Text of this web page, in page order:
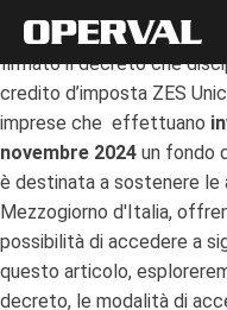
Il Ministro dell’Economia
firmato il decreto che
credito d’imposta ZES
imprese che effettuano
novembre 2024 un fondo
è destinata a sostenere
Mezzogiorno d'Italia,
possibilità di accedere a
questo articolo,
decreto, le modalità di